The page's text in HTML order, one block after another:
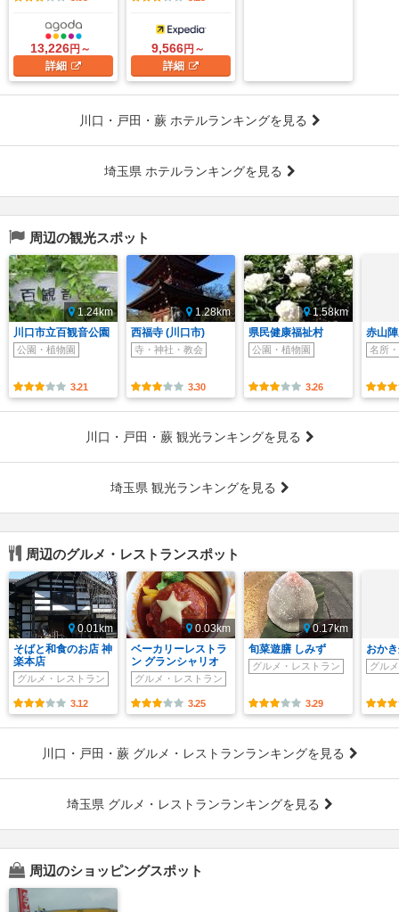
13,226円～
詳細
9,566円～
詳細
川口・戸田・蕨 ホテルランキングを見る
埼玉県 ホテルランキングを見る
周辺の観光スポット
1.24km
川口市立百観音公園
公園・植物園
3.21
1.28km
西福寺 (川口市)
寺・神社・教会
3.30
1.58km
県民健康福祉村
公園・植物園
3.26
赤山
名所
川口・戸田・蕨 観光ランキングを見る
埼玉県 観光ランキングを見る
周辺のグルメ・レストランスポット
0.01km
そばと和食のお店 神
楽本店
グルメ・レストラン
3.12
0.03km
ベーカリーレストラ
ン グランシャリオ
グルメ・レストラン
3.25
0.17km
旬菜遊膳 しみず
グルメ・レストラン
3.29
おか
グル
川口・戸田・蕨 グルメ・レストランランキングを見る
埼玉県 グルメ・レストランランキングを見る
周辺のショッピングスポット